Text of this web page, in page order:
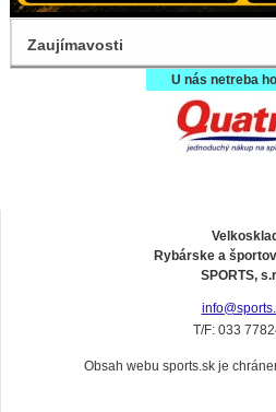
Zaujímavosti
U nás netreba
Rybárske a
SPORTS,
T/F: 033
Obsah webu sports.sk je